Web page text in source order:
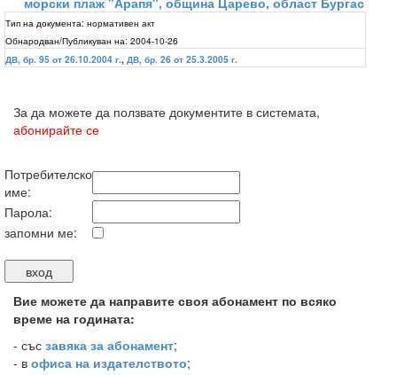
Тип на документа: нормативен акт
Обнародван/Публикуван на: 2004-10-26
ДВ, бр. 95 от 26.10.2004 г., ДВ, бр. 26 от 25.3.2005 г.
За да можете да ползвате документите в системата,
абонирайте се
Потребителско
име:
Парола:
запомни ме:
Вие можете да направите своя абонамент по всяко
време на годината:
- със завяка за абонамент;
- в офиса на издателството;